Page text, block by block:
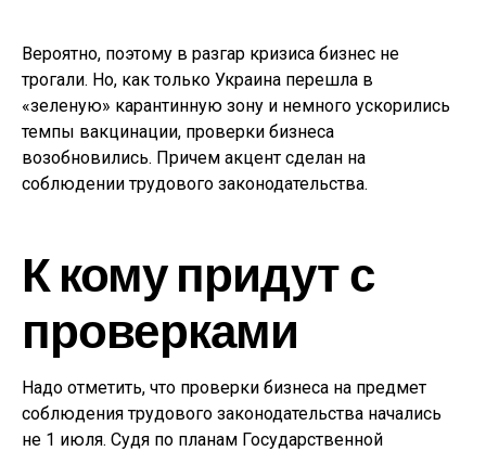
Вероятно, поэтому в разгар кризиса бизнес не
трогали. Но, как только Украина перешла в
«зеленую» карантинную зону и немного ускорились
темпы вакцинации, проверки бизнеса
возобновились. Причем акцент сделан на
соблюдении трудового законодательства.
К кому придут с
проверками
Надо отметить, что проверки бизнеса на предмет
соблюдения трудового законодательства начались
не 1 июля. Судя по планам Государственной